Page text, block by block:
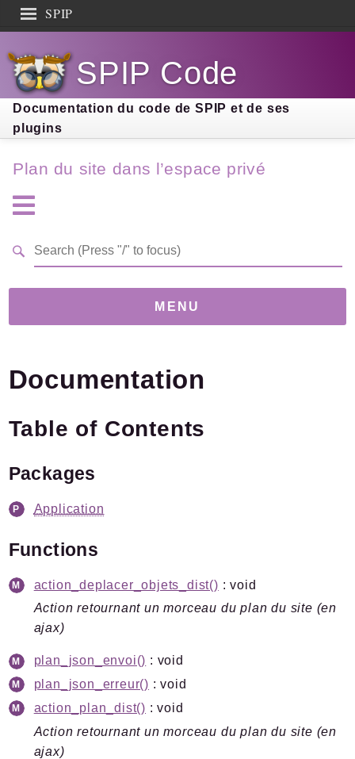
SPIP
Documentation
Contribution
Entraide
Découverte
SPIP Code
Documentation du code de SPIP et de ses
plugins
Plan du site dans l’espace privé
MENU
Links
Documentation
Application
Reports
Deprecated
Errors
Markers
Indices
Files
Documentation
Table of Contents
Packages
Application
Functions
action_deplacer_objets_dist() : void
Action retournant un morceau du plan du site (en
ajax)
plan_json_envoi() : void
plan_json_erreur() : void
action_plan_dist() : void
Action retournant un morceau du plan du site (en
ajax)
Search results